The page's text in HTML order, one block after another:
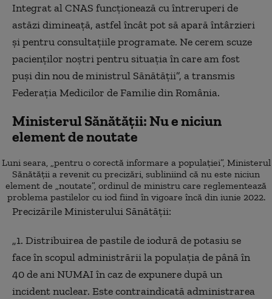
Integrat al CNAS funcționează cu întreruperi de
astăzi dimineață, astfel încât pot să apară întârzieri
şi pentru consultaţiile programate. Ne cerem scuze
pacienţilor noştri pentru situația în care am fost
puşi din nou de ministrul Sănătăţii”, a transmis
Federația Medicilor de Familie din România.
Ministerul Sănătății: Nu e niciun
element de noutate
Luni seara, „pentru o corectă informare a populației”, Ministerul
Sănătății a revenit cu precizări, subliniind că nu este niciun
element de „noutate”, ordinul de ministru care reglementează
problema pastilelor cu iod fiind în vigoare încă din iunie 2022.
Precizările Ministerului Sănătății:
„1. Distribuirea de pastile de iodură de potasiu se
face în scopul administrării la populația de până în
40 de ani NUMAI în caz de expunere după un
incident nuclear. Este contraindicată administrarea